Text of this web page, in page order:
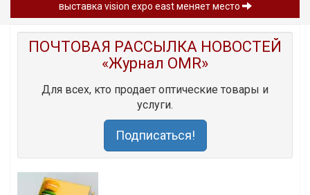
выставка vision expo east меняет место
ПОЧТОВАЯ РАССЫЛКА НОВОСТЕЙ
«Журнал OMR»
Для всех, кто продает оптические товары и
услуги.
Подписаться!